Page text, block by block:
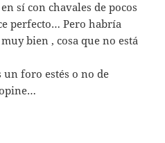
sí con chavales de pocos
perfecto… Pero habría
bien , cosa que no está
un foro estés o no de